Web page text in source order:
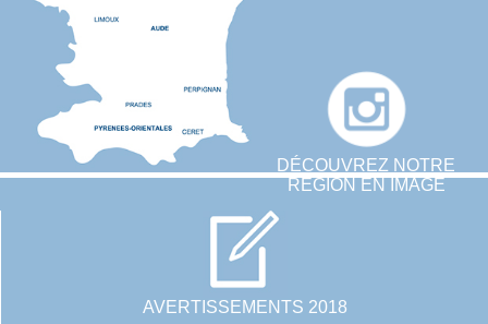
DÉCOUVREZ NOTRE
RÉGION EN IMAGE
AVERTISSEMENTS 2018